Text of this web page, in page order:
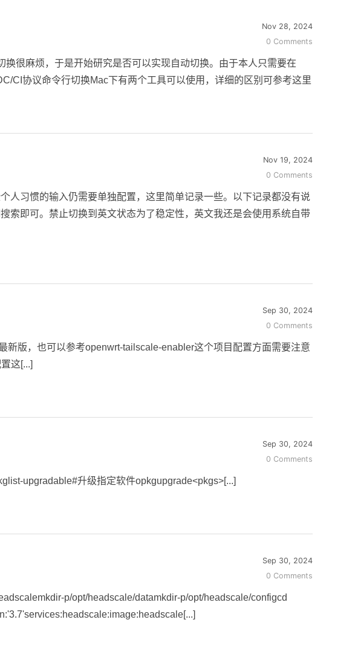
Nov 28, 2024
0 Comments
很麻烦，于是开始研究是否可以实现自动切换。由于本人只需要在
CI协议命令行切换Mac下有两个工具可以使用，详细的区别可参考这里
Nov 19, 2024
0 Comments
人习惯的输入仍需要单独配置，这里简单记录一些。以下记录都没有说
索即可。禁止切换到英文状态为了稳定性，英文我还是会使用系统自带
Sep 30, 2024
0 Comments
版，也可以参考openwrt-tailscale-enabler这个项目配置方面需要注意
这[...]
Sep 30, 2024
0 Comments
upgradable#升级指定软件opkgupgrade<pkgs>[...]
Sep 30, 2024
0 Comments
p/opt/headscale/datamkdir-p/opt/headscale/configcd